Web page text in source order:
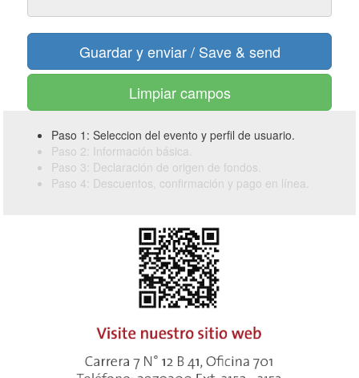
Limpiar campos
Paso 1: Seleccion del evento y perfil de usuario.
Paso 2: Información básica.
Paso 3: Declaración de origen de fondos.
Paso 4: Descuentos, confirmación y pago en línea.